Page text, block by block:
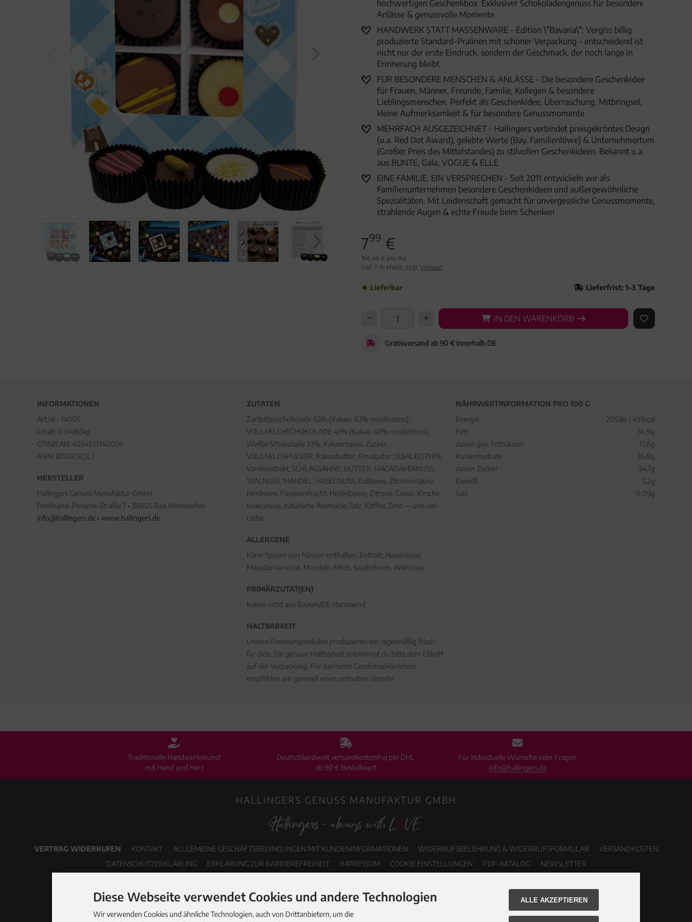
hochwertigen Geschenkbox. Exklusiver Schokoladengenuss für besondere
Anlässe & genussvolle Momente
HANDWERK STATT MASSENWARE - Edition \"Bavaria\": Vergiss billig
produzierte Standard-Pralinen mit schöner Verpackung - entscheidend ist
nicht nur der erste Eindruck, sondern der Geschmack, der noch lange in
Erinnerung bleibt
FÜR BESONDERE MENSCHEN & ANLÄSSE - Die besondere Geschenkidee
für Frauen, Männer, Freunde, Familie, Kollegen & besondere
Lieblingsmenschen. Perfekt als Geschenkidee, Überraschung, Mitbringsel,
kleine Aufmerksamkeit & für besondere Genussmomente
MEHRFACH AUSGEZEICHNET - Hallingers verbindet preisgekröntes Design
(u.a. Red Dot Award), gelebte Werte (Bay. Familienlöwe) & Unternehmertum
(Großer Preis des Mittelstandes) zu stilvollen Geschenkideen. Bekannt u.a.
aus BUNTE, Gala, VOGUE & ELLE
EINE FAMILIE. EIN VERSPRECHEN - Seit 2011 entwickeln wir als
Familienunternehmen besondere Geschenkideen und außergewöhnliche
Spezialitäten. Mit Leidenschaft gemacht für unvergessliche Genussmomente,
strahlende Augen & echte Freude beim Schenken
799 €
166,46 € pro 1kg
inkl. 7 % MwSt. zzgl. Versand
Lieferbar Lieferfrist: 1-3 Tage
IN DEN WARENKORB
IN DEN WARENKORB AUF DEN
Gratisversand ab 90 € innerhalb DE
INFORMATIONEN
Art.Nr.: 14005
Inhalt: 0.0480kg
GTIN/EAN: 4054537140056
ASIN: B0D1C6CJL7
HERSTELLER
Hallingers Genuss Manufaktur GmbH
Ferdinand-Porsche-Straße 7 • 86825 Bad Wörishofen
info@hallingers.de • www.hallingers.de
ZUTATEN
Zartbitterschokolade 63% (Kakao: 63% mindestens),
VOLLMILCHSCHOKOLADE 43% (Kakao: 43% mindestens),
Weiße Schokolade 33%, Kakaomasse, Zucker,
VOLLMILCHPULVER, Kakaobutter, Emulgator: SOJALECITHIN,
Vanilleextrakt, SCHLAGSAHNE, BUTTER, MACADAMIANUSS,
WALNUSS, MANDEL, HASELNUSS, Erdbeere, Zitronensäure,
Himbeere, Passionsfrucht, Heidelbeere, Zitrone, Cassis, Kirsche,
Kokosnuss, natürliche Aromaöle, Salz, Kaffee, Zimt — und viel
Liebe.
ALLERGENE
Kann Spuren von Nüssen enthalten. Enthält: Haselnüsse,
Macadamianüsse, Mandeln, Milch, Sojabohnen, Walnüsse.
PRIMÄRZUTAT(EN)
Kakao nicht aus Bayern/DE stammend
HALTBARKEIT
Unsere Premiumprodukte produzieren wir regelmäßig frisch
für dich. Die genaue Haltbarkeit entnimmst du bitte dem Etikett
auf der Verpackung. Für das beste Geschmackserlebnis
empfehlen wir generell einen zeitnahen Verzehr.
NÄHRWERTINFORMATION PRO 100 G
Energie
2053kJ / 491kcal
Fett
34,9g
davon ges. Fettsäuren
17,6g
Kohlenhydrate
36,8g
davon Zucker
34,7g
Eiweiß
5,2g
Salz
0,09g
Traditionelle Handwerkskunst
mit Hand und Herz
Deutschlandweit versandkostenfrei per DHL
ab 90 € Bestellwert
Für individuelle Wünsche oder Fragen
info@hallingers.de
HALLINGERS GENUSS MANUFAKTUR GMBH
VERTRAG WIDERRUFEN KONTAKT ALLGEMEINE GESCHÄFTSBEDINGUNGEN MIT KUNDENINFORMATIONEN WIDERRUFSBELEHRUNG & WIDERRUFSFORMULAR
VERSANDKOSTEN
DATENSCHUTZERKLÄRUNG
ERKLÄRUNG ZUR BARRIEREFREIHEIT IMPRESSUM COOKIE EINSTELLUNGEN PDF-KATALOG NEWSLETTER
Diese Webseite verwendet Cookies und andere Technologien
Wir verwenden Cookies und ähnliche Technologien, auch von Drittanbietern, um die
ALLE AKZEPTIEREN